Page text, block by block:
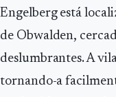
Engelberg está
de Obwalden,
deslumbrantes. A
tornando-a